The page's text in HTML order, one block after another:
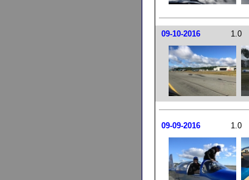
09-10-2016 1.0
09-09-2016 1.0